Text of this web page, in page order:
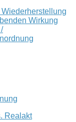
Wirkung
Realakt